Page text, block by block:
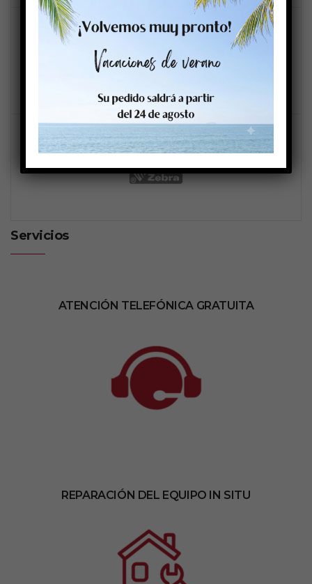
Servicios
ATENCIÓN TELEFÓNICA GRATUITA
REPARACIÓN DEL EQUIPO IN SITU